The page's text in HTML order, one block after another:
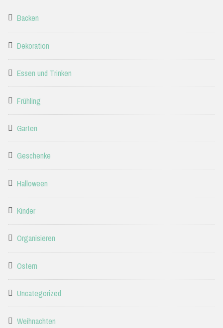
Backen
Dekoration
Essen und Trinken
Frühling
Garten
Geschenke
Halloween
Kinder
Organisieren
Ostern
Uncategorized
Weihnachten